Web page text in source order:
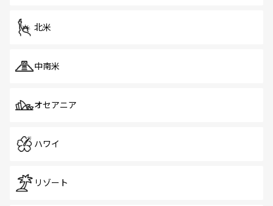
北米
中南米
オセアニア
ハワイ
リゾート